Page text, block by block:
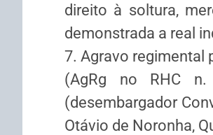
direito à soltura,
demonstrada a real
7. Agravo regimental
(AgRg no RHC n.
(desembargador
Otávio de Noronha,